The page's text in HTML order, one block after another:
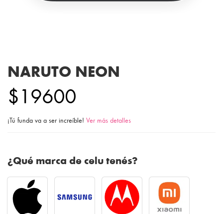
NARUTO NEON
$19600
¡Tú funda va a ser increíble! Ver más detalles
¿Qué marca de celu tenés?